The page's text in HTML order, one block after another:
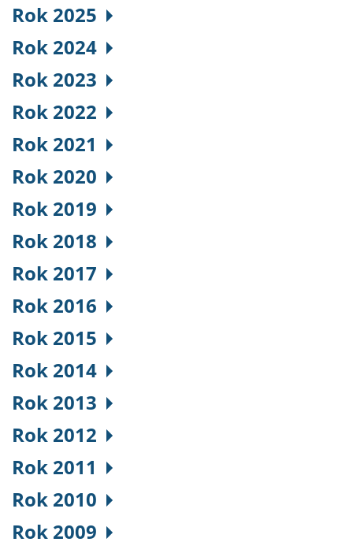
Rok 2025
Rok 2024
Rok 2023
Rok 2022
Rok 2021
Rok 2020
Rok 2019
Rok 2018
Rok 2017
Rok 2016
Rok 2015
Rok 2014
Rok 2013
Rok 2012
Rok 2011
Rok 2010
Rok 2009